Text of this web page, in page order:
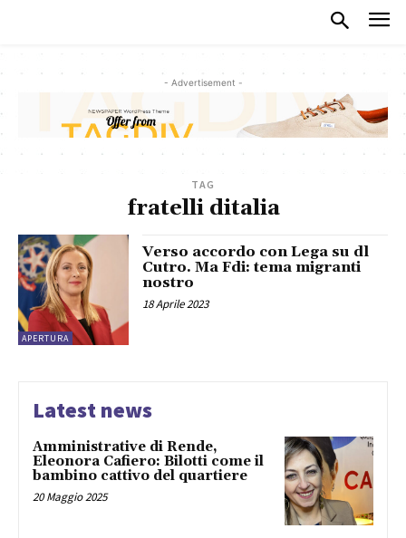
- Advertisement -
TAG
fratelli ditalia
APERTURA
Verso accordo con Lega su dl
Cutro. Ma Fdi: tema migranti
nostro
18 Aprile 2023
Latest news
Amministrative di Rende,
Eleonora Cafiero: Bilotti come il
bambino cattivo del quartiere
20 Maggio 2025